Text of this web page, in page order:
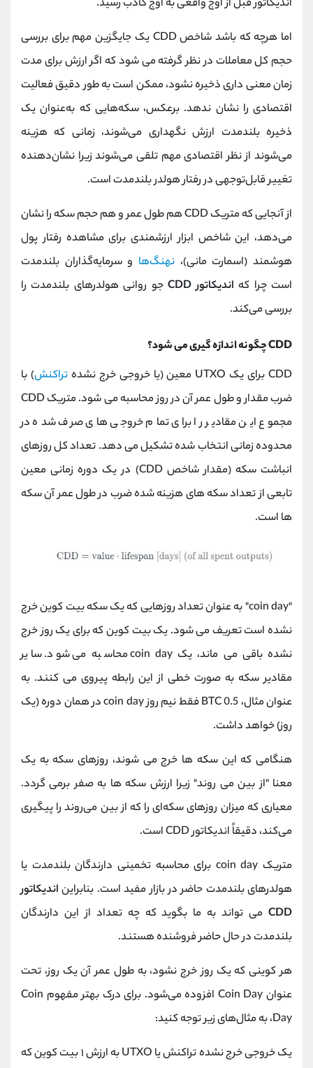
اندیکاتور قبل از اوج واقعی به اوج کاذب رسید.
اما هرچه که باشد شاخص CDD یک جایگزین مهم برای بررسی
حجم کل معاملات در نظر گرفته می شود که اگر ارزش برای مدت
زمان معنی داری ذخیره نشود، ممکن است به طور دقیق فعالیت
اقتصادی را نشان ندهد. برعکس، سکه‌هایی که به‌عنوان یک
ذخیره بلندمدت ارزش نگهداری می‌شوند، زمانی که هزینه
می‌شوند از نظر اقتصادی مهم تلقی می‌شوند زیرا نشان‌دهنده
تغییر قابل‌توجهی در رفتار هولدر بلندمدت است.
از آنجایی که متریک CDD هم طول عمر و هم حجم سکه را نشان
می‌دهد، این شاخص ابزار ارزشمندی برای مشاهده رفتار پول
هوشمند (اسمارت مانی)، نهنگ‌ها و سرمایه‌گذاران بلندمدت
است چرا که اندیکاتور CDD
جو روانی هولدر‌های بلندمدت را
بررسی می‌کند.
CDD چگونه اندازه گیری می شود؟
CDD برای یک UTXO معین (یا خروجی خرج ‌نشده
تراکنش) با
ضرب مقدار و طول عمر آن در روز محاسبه می شود. متریک CDD
مجموع این مقادیر را برای تمام خروجی های صرف شده در
محدوده زمانی انتخاب شده تشکیل می دهد. تعداد کل روزهای
انباشت سکه (مقدار شاخص CDD) در یک دوره زمانی معین
تابعی از تعداد سکه های هزینه شده ضرب در طول عمر آن سکه
ها است.
"coin day" به عنوان تعداد روزهایی که یک سکه بیت کوین خرج
نشده است تعریف می شود. یک بیت کوین که برای یک روز خرج
نشده باقی می ماند، یک coin day محاسبه می شود. سایر
مقادیر سکه به صورت خطی از این رابطه پیروی می کنند. به
عنوان مثال، 0.5 BTC فقط نیم روز coin day در همان دوره (یک
روز) خواهد داشت.
هنگامی که این سکه ها خرج می شوند، روزهای سکه به یک
معنا "از بین می روند" زیرا ارزش سکه ها به صفر برمی گردد.
معیاری که میزان روزهای سکه‌ای را که از بین می‌روند را پیگیری
می‌کند، دقیقاً اندیکاتور CDD است.
متریک coin day برای محاسبه تخمینی دارندگان بلندمدت یا
هولدرهای بلندمدت حاضر در بازار مفید است. بنابراین اندیکاتور
CDD می تواند به ما بگوید که چه تعداد از این دارندگان
بلندمدت در حال حاضر فروشنده هستند.
هر کوینی که یک روز خرج نشود، به طول عمر آن یک روز، تحت
عنوان Coin Day افزوده می‌شود. برای درک بهتر مفهوم Coin
Day، به مثال‌های زیر توجه کنید:
یک خروجی خرج ‌نشده تراکنش یا UTXO به ارزش ۱ بیت کوین که